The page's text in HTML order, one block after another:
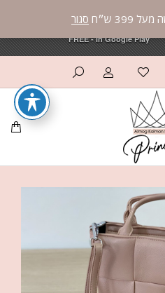
ש״ח סגור
פרינססה פאשן
FREE - In Google Play
פרינססה פאשן
FREE - In Google Play